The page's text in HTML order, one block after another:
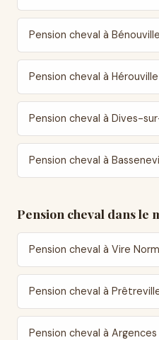
Pension cheval à Bénouville
Pension cheval à
Pension cheval à Dives-
Pension cheval à
Pension cheval dans le
Pension cheval à Vire
Pension cheval à
Pension cheval à Argences